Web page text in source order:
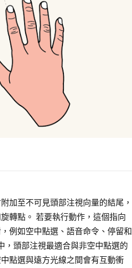
加至不可見頭部注視向量的結尾，
轉點。 若要執行動作，這個指向
例如空中點選、語音命令、停留和
頭部注視最適合與非空中點選的
點選與遠方光線之間會有互動衝